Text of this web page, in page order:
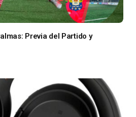
Previa del Partido y